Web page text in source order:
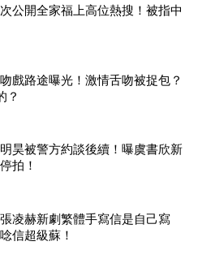
公開全家福上高位熱搜！被指中
戲路途曝光！激情舌吻被捉包？
？
昊被警方約談後續！曝虞書欣新
拍！
凌赫新劇繁體手寫信是自己寫
信超級蘇！